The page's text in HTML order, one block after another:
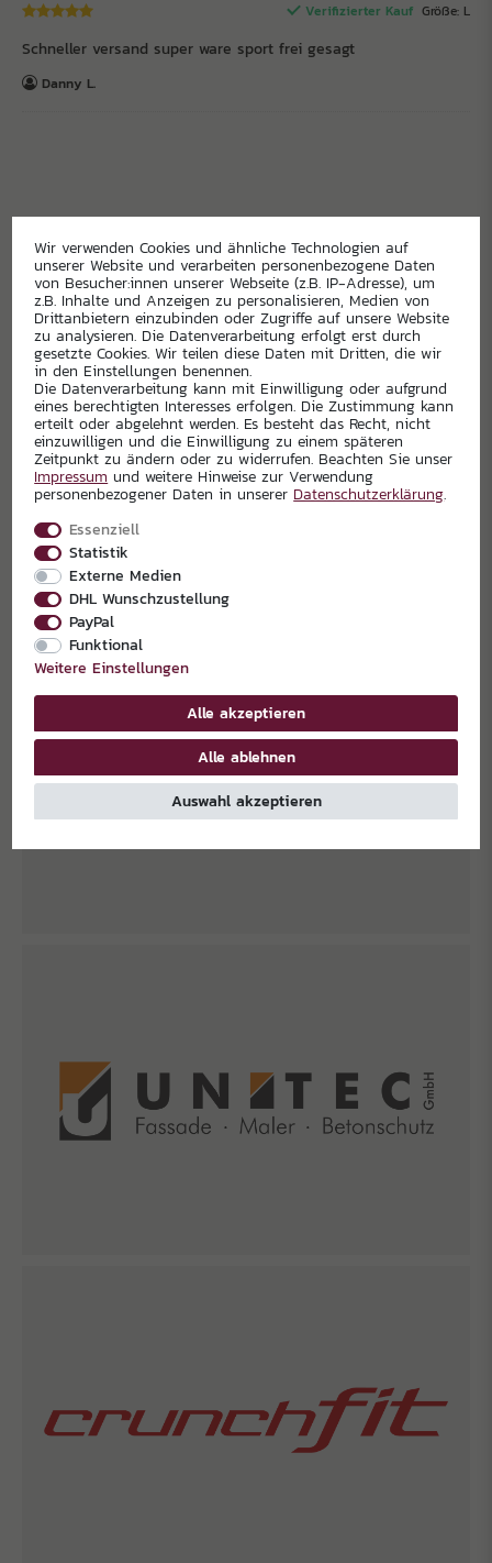
Verifizierter Kauf Größe: L
Schneller versand super ware sport frei gesagt
Danny L.
HAUPTSPONSOREN
Wir verwenden Cookies und ähnliche Technologien auf
unserer Website und verarbeiten personenbezogene Daten
von Besucher:innen unserer Webseite (z.B. IP-Adresse), um
z.B. Inhalte und Anzeigen zu personalisieren, Medien von
Drittanbietern einzubinden oder Zugriffe auf unsere Website
zu analysieren. Die Datenverarbeitung erfolgt erst durch
gesetzte Cookies. Wir teilen diese Daten mit Dritten, die wir
in den Einstellungen benennen.
Die Datenverarbeitung kann mit Einwilligung oder aufgrund
eines berechtigten Interesses erfolgen. Die Zustimmung kann
erteilt oder abgelehnt werden. Es besteht das Recht, nicht
einzuwilligen und die Einwilligung zu einem späteren
Zeitpunkt zu ändern oder zu widerrufen. Beachten Sie unser
Impressum und weitere Hinweise zur Verwendung
personenbezogener Daten in unserer Daten­schutz­erklärung.
Essenziell
Statistik
Externe Medien
DHL Wunschzustellung
PayPal
Funktional
Weitere Einstellungen
Alle akzeptieren
Alle ablehnen
Auswahl akzeptieren